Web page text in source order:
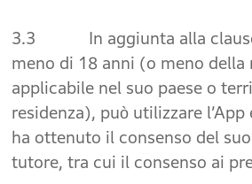
3.3 In aggiunta alla
meno di 18 anni (o meno della
applicabile nel suo paese o
residenza), può utilizzare l’App
ha ottenuto il consenso del
tutore, tra cui il consenso ai